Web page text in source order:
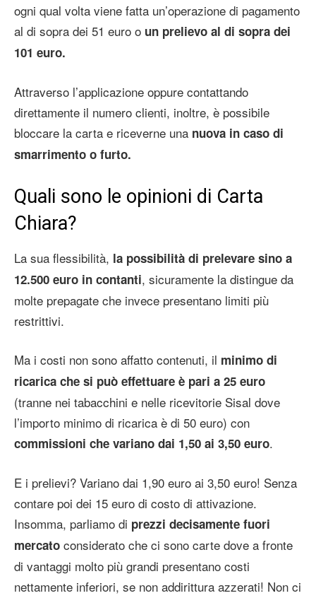
ogni qual volta viene fatta un’operazione di pagamento
al di sopra dei 51 euro o un prelievo al di sopra dei
101 euro.
Attraverso l’applicazione oppure contattando
direttamente il numero clienti, inoltre, è possibile
bloccare la carta e riceverne una nuova in caso di
smarrimento o furto.
Quali sono le opinioni di Carta
Chiara?
La sua flessibilità, la possibilità di prelevare sino a
12.500 euro in contanti, sicuramente la distingue da
molte prepagate che invece presentano limiti più
restrittivi.
Ma i costi non sono affatto contenuti, il minimo di
ricarica che si può effettuare è pari a 25 euro
(tranne nei tabacchini e nelle ricevitorie Sisal dove
l’importo minimo di ricarica è di 50 euro) con
commissioni che variano dai 1,50 ai 3,50 euro.
E i prelievi? Variano dai 1,90 euro ai 3,50 euro! Senza
contare poi dei 15 euro di costo di attivazione.
Insomma, parliamo di prezzi decisamente fuori
mercato considerato che ci sono carte dove a fronte
di vantaggi molto più grandi presentano costi
nettamente inferiori, se non addirittura azzerati! Non ci